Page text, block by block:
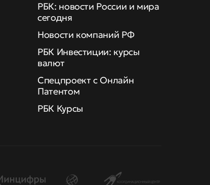
РБК: новости России и мира
сегодня
Новости компаний РФ
РБК Инвестиции: курсы
валют
Спецпроект с Онлайн
Патентом
РБК Курсы